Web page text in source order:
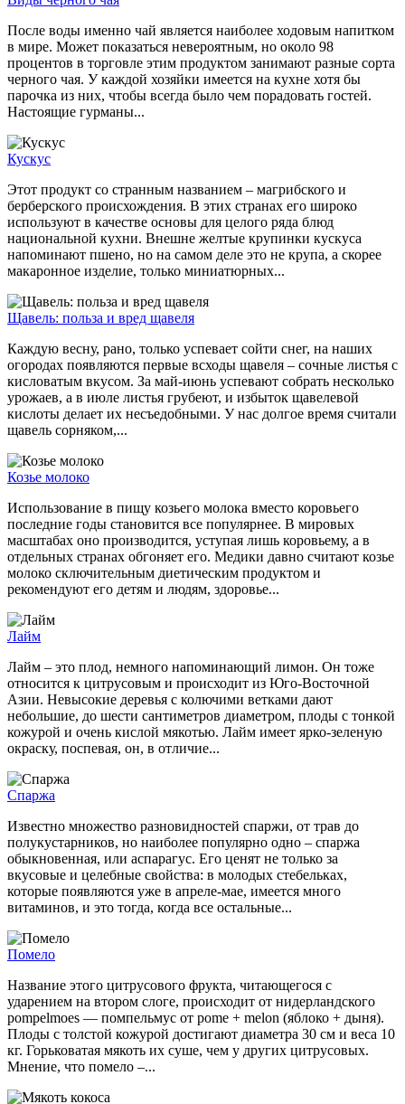
После воды именно чай является наиболее ходовым напитком
в мире. Может показаться невероятным, но около 98
процентов в торговле этим продуктом занимают разные сорта
черного чая. У каждой хозяйки имеется на кухне хотя бы
парочка из них, чтобы всегда было чем порадовать гостей.
Настоящие гурманы...
Кускус
Этот продукт со странным названием – магрибского и
берберского происхождения. В этих странах его широко
используют в качестве основы для целого ряда блюд
национальной кухни. Внешне желтые крупинки кускуса
напоминают пшено, но на самом деле это не крупа, а скорее
макаронное изделие, только миниатюрных...
Щавель: польза и вред щавеля
Каждую весну, рано, только успевает сойти снег, на наших
огородах появляются первые всходы щавеля – сочные листья с
кисловатым вкусом. За май-июнь успевают собрать несколько
урожаев, а в июле листья грубеют, и избыток щавелевой
кислоты делает их несъедобными. У нас долгое время считали
щавель сорняком,...
Козье молоко
Использование в пищу козьего молока вместо коровьего
последние годы становится все популярнее. В мировых
масштабах оно производится, уступая лишь коровьему, а в
отдельных странах обгоняет его. Медики давно считают козье
молоко сключительным диетическим продуктом и
рекомендуют его детям и людям, здоровье...
Лайм
Лайм – это плод, немного напоминающий лимон. Он тоже
относится к цитрусовым и происходит из Юго-Восточной
Азии. Невысокие деревья с колючими ветками дают
небольшие, до шести сантиметров диаметром, плоды с тонкой
кожурой и очень кислой мякотью. Лайм имеет ярко-зеленую
окраску, поспевая, он, в отличие...
Спаржа
Известно множество разновидностей спаржи, от трав до
полукустарников, но наиболее популярно одно – спаржа
обыкновенная, или аспарагус. Его ценят не только за
вкусовые и целебные свойства: в молодых стебельках,
которые появляются уже в апреле-мае, имеется много
витаминов, и это тогда, когда все остальные...
Помело
Название этого цитрусового фрукта, читающегося с
ударением на втором слоге, происходит от нидерландского
pompelmoes — помпельмус от pome + melon (яблоко + дыня).
Плоды с толстой кожурой достигают диаметра 30 см и веса 10
кг. Горьковатая мякоть их суше, чем у других цитрусовых.
Мнение, что помело –...